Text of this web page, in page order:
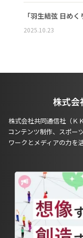
「羽生結弦 日め
2025.10.23
株式会
株式会社共同通信社（Ｋ
コンテンツ制作、スポー
ワークとメディアの力を